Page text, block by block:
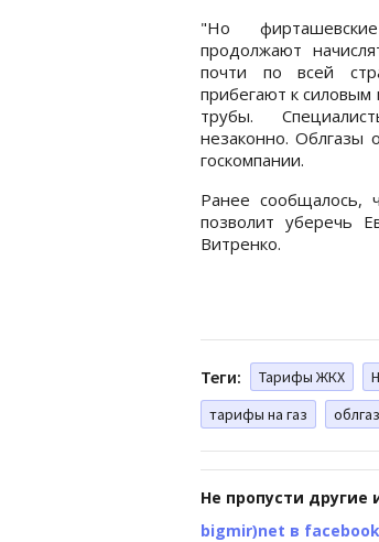
"Но
продолжают
почти по всей
прибегают к
трубы.
незаконно. Облгазы
госкомпании.
Ранее сообщалось,
позволит уберечь
Витренко.
Теги: Тарифы ЖКХ
тарифы на газ
облгаз
Не пропусти
bigmir)net в facebook